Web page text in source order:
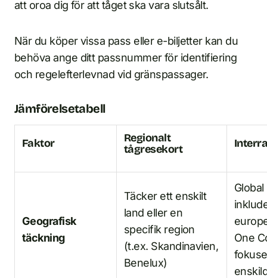
att oroa dig för att tåget ska vara slutsålt.
När du köper vissa pass eller e-biljetter kan du
behöva ange ditt passnummer för identifiering
och regelefterlevnad vid gränspassager.
Jämförelsetabell
Faktor
Regionalt
tågresekort
Geografisk
täckning
Täcker ett enskilt
land eller en
specifik region
(t.ex. Skandinavien,
Benelux)
One